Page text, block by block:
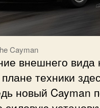
Cayman
внешнего
техники
новый Cayman